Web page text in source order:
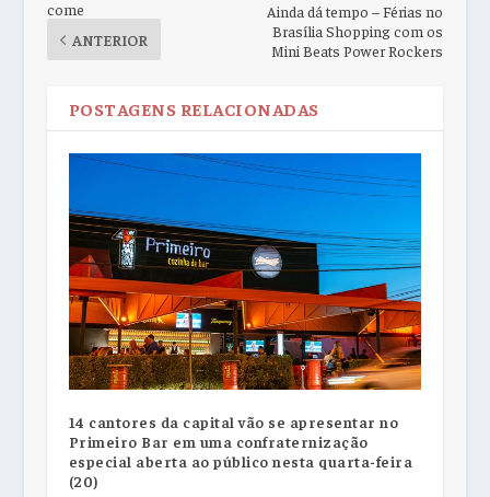
come
ANTERIOR
Ainda dá tempo – Férias no
Brasília Shopping com os
Mini Beats Power Rockers
POSTAGENS RELACIONADAS
14 cantores da capital vão se apresentar no
Primeiro Bar em uma confraternização
especial aberta ao público nesta quarta-feira
(20)